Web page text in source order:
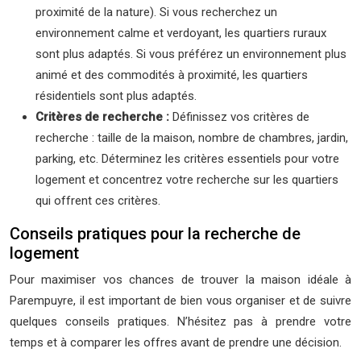
proximité de la nature). Si vous recherchez un
environnement calme et verdoyant, les quartiers ruraux
sont plus adaptés. Si vous préférez un environnement plus
animé et des commodités à proximité, les quartiers
résidentiels sont plus adaptés.
Critères de recherche : Définissez vos critères de
recherche : taille de la maison, nombre de chambres, jardin,
parking, etc. Déterminez les critères essentiels pour votre
logement et concentrez votre recherche sur les quartiers
qui offrent ces critères.
Conseils pratiques pour la recherche de
logement
Pour maximiser vos chances de trouver la maison idéale à
Parempuyre, il est important de bien vous organiser et de suivre
quelques conseils pratiques. N’hésitez pas à prendre votre
temps et à comparer les offres avant de prendre une décision.